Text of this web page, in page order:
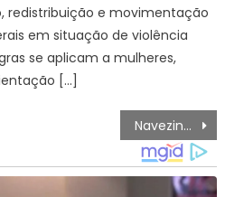
redistribuição e movimentação
em situação de violência
se aplicam a mulheres,
[…]
Navezinha do Morro dos Prazeres, em Santa Teresa, ganha novos equipamentos – Prefeitura da Cidade do Rio de Janeiro